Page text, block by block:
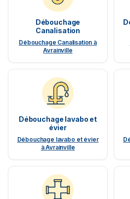
Débouchage
Canalisation
Débouchage Canalisation à
Avrainville
Débouchage lavabo et
évier
Débouchage lavabo et évier
à Avrainville